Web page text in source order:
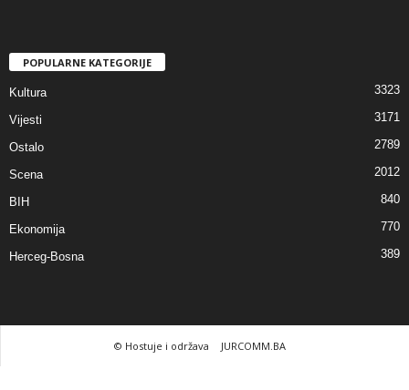
POPULARNE KATEGORIJE
Kultura 3323
Vijesti 3171
Ostalo 2789
Scena 2012
BIH 840
Ekonomija 770
Herceg-Bosna 389
© Hostuje i održava JURCOMM.BA